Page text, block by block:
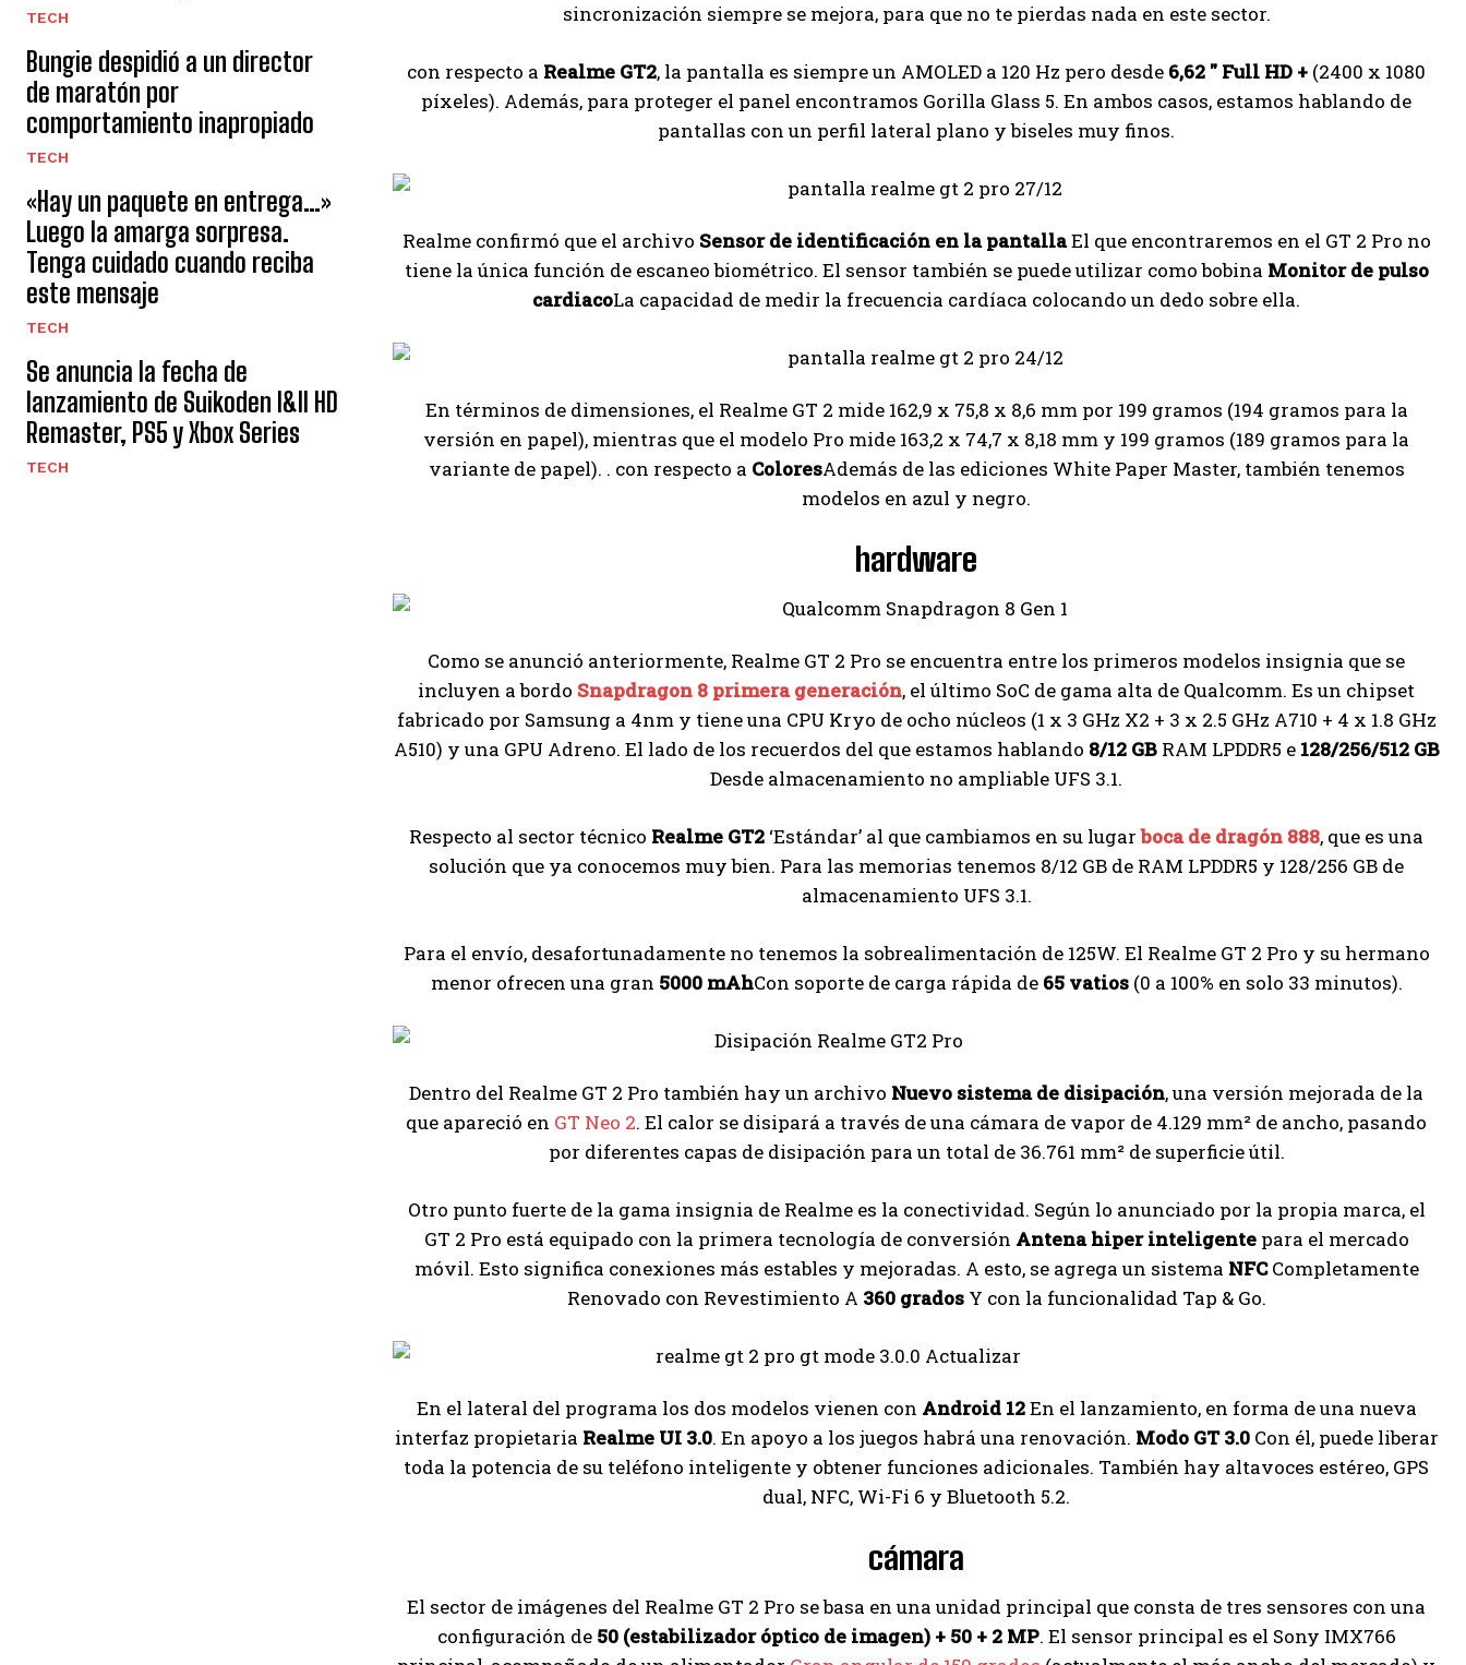
TECH
Bungie despidió a un director
de maratón por
comportamiento inapropiado
TECH
«Hay un paquete en entrega…»
Luego la amarga sorpresa.
Tenga cuidado cuando reciba
este mensaje
TECH
Se anuncia la fecha de
lanzamiento de Suikoden I&II HD
Remaster, PS5 y Xbox Series
TECH
sincronización siempre se mejora, para que no te pierdas nada en este sector.
con respecto a Realme GT2, la pantalla es siempre un AMOLED a 120 Hz pero desde 6,62 ″ Full HD + (2400 x 1080
píxeles). Además, para proteger el panel encontramos Gorilla Glass 5. En ambos casos, estamos hablando de
pantallas con un perfil lateral plano y biseles muy finos.
Realme confirmó que el archivo Sensor de identificación en la pantallaEl que encontraremos en el GT 2 Pro no
tiene la única función de escaneo biométrico. El sensor también se puede utilizar como bobina Monitor de pulso
cardiacoLa capacidad de medir la frecuencia cardíaca colocando un dedo sobre ella.
En términos de dimensiones, el Realme GT 2 mide 162,9 x 75,8 x 8,6 mm por 199 gramos (194 gramos para la
versión en papel), mientras que el modelo Pro mide 163,2 x 74,7 x 8,18 mm y 199 gramos (189 gramos para la
variante de papel). . con respecto a ColoresAdemás de las ediciones White Paper Master, también tenemos
modelos en azul y negro.
hardware
Como se anunció anteriormente, Realme GT 2 Pro se encuentra entre los primeros modelos insignia que se
incluyen a bordo Snapdragon 8 primera generación, el último SoC de gama alta de Qualcomm. Es un chipset
fabricado por Samsung a 4nm y tiene una CPU Kryo de ocho núcleos (1 x 3 GHz X2 + 3 x 2.5 GHz A710 + 4 x 1.8 GHz
A510) y una GPU Adreno. El lado de los recuerdos del que estamos hablando 8/12 GBRAM LPDDR5 e 128/256/512 GB
Desde almacenamiento no ampliable UFS 3.1.
Respecto al sector técnico Realme GT2 ‘Estándar’ al que cambiamos en su lugarboca de dragón 888, que es una
solución que ya conocemos muy bien. Para las memorias tenemos 8/12 GB de RAM LPDDR5 y 128/256 GB de
almacenamiento UFS 3.1.
Para el envío, desafortunadamente no tenemos la sobrealimentación de 125W. El Realme GT 2 Pro y su hermano
menor ofrecen una gran 5000 mAhCon soporte de carga rápida de 65 vatios(0 a 100% en solo 33 minutos).
Dentro del Realme GT 2 Pro también hay un archivo Nuevo sistema de disipación, una versión mejorada de la
que apareció en GT Neo 2. El calor se disipará a través de una cámara de vapor de 4.129 mm² de ancho, pasando
por diferentes capas de disipación para un total de 36.761 mm² de superficie útil.
Otro punto fuerte de la gama insignia de Realme es la conectividad. Según lo anunciado por la propia marca, el
GT 2 Pro está equipado con la primera tecnología de conversión Antena hiper inteligentepara el mercado
móvil. Esto significa conexiones más estables y mejoradas. A esto, se agrega un sistema NFCCompletamente
Renovado con Revestimiento A 360 gradosY con la funcionalidad Tap & Go.
En el lateral del programa los dos modelos vienen con Android 12En el lanzamiento, en forma de una nueva
interfaz propietaria Realme UI 3.0. En apoyo a los juegos habrá una renovación. Modo GT 3.0Con él, puede liberar
toda la potencia de su teléfono inteligente y obtener funciones adicionales. También hay altavoces estéreo, GPS
dual, NFC, Wi-Fi 6 y Bluetooth 5.2.
cámara
El sector de imágenes del Realme GT 2 Pro se basa en una unidad principal que consta de tres sensores con una
configuración de 50 (estabilizador óptico de imagen) + 50 + 2 MP. El sensor principal es el Sony IMX766